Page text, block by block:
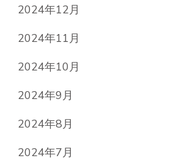
2024年12月
2024年11月
2024年10月
2024年9月
2024年8月
2024年7月